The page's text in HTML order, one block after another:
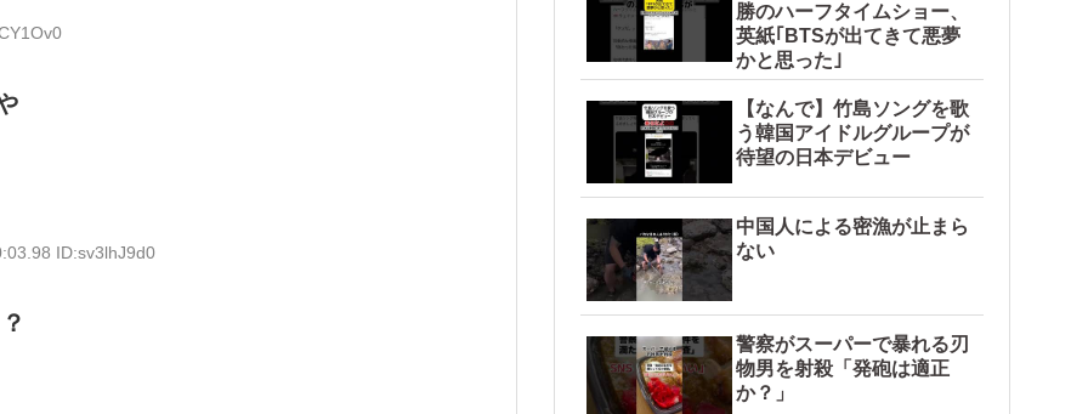
ID:sv3lhJ9d0
勝のハーフタイムショー、
英紙｢BTSが出てきて悪夢
かと思った｣
【なんで】竹島ソングを歌
う韓国アイドルグループが
待望の日本デビュー
中国人による密漁が止まら
ない
警察がスーパーで暴れる刃
物男を射殺「発砲は適正
か？」